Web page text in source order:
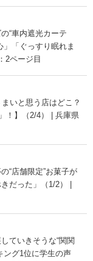
“車内遮光カーテ
「ぐっすり眠れま
2ページ目
いと思う店はどこ？
！】（2/4） | 兵庫県
“店舗限定”お菓子が
だった」（1/2） |
ていきそうな“関関
グ1位に学生の声